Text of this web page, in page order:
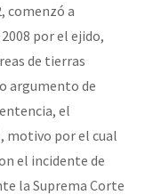
comenzó a
por el ejido,
de tierras
argumento de
el
motivo por el cual
el incidente de
la Suprema Corte